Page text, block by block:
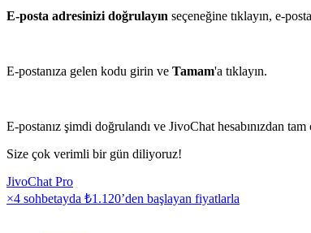
E-posta adresinizi doğrulayın seçeneğine tıklayın, e-
E-postanıza gelen kodu girin ve Tamam'a tıklayın.
E-postanız şimdi doğrulandı ve JivoChat hesabınızdan
Size çok verimli bir gün diliyoruz!
JivoChat Pro
×4 sohbetayda ₺1.120’den başlayan fiyatlarla